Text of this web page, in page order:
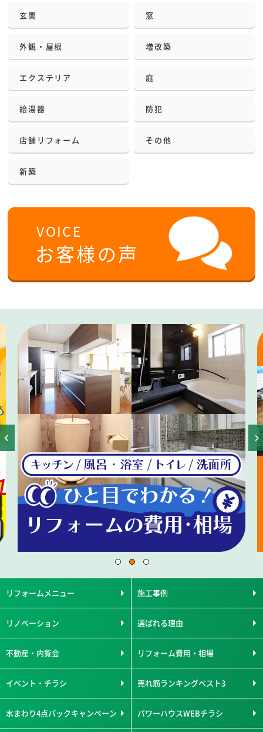
玄関 窓
外観・屋根 増改築
エクステリア 庭
給湯器 防犯
店舗リフォーム その他
新築
リフォームメニュー 施工事例
リノベーション 選ばれる理由
不動産・内覧会 リフォーム費用・相場
イベント・チラシ 売れ筋ランキングベスト3
水まわり4点パックキャンペーン パワーハウスWEBチラシ